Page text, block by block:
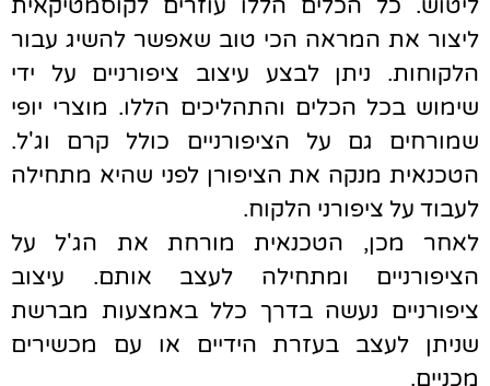
ליטוש. כל הכלים הללו עוזרים לקוסמטיקאית
ליצור את המראה הכי טוב שאפשר להשיג עבור
הלקוחות. ניתן לבצע עיצוב ציפורניים על ידי
שימוש בכל הכלים והתהליכים הללו. מוצרי יופי
שמורחים גם על הציפורניים כולל קרם וג'ל.
הטכנאית מנקה את הציפורן לפני שהיא מתחילה
לעבוד על ציפורני הלקוח.
לאחר מכן, הטכנאית מורחת את הג'ל על
הציפורניים ומתחילה לעצב אותם. עיצוב
ציפורניים נעשה בדרך כלל באמצעות מברשת
שניתן לעצב בעזרת הידיים או עם מכשירים
מכניים.